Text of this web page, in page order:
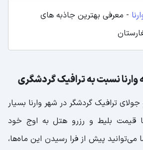
- معرفی بهترین جاذبه های
وارنا نسبت به ترافیک گردشگری
ترافیک گردشگر در شهر وارنا بسیار
قیمت بلیط و رزرو هتل به اوج خود
می‌توانید پیش از فرا رسیدن این ماه‌ها،